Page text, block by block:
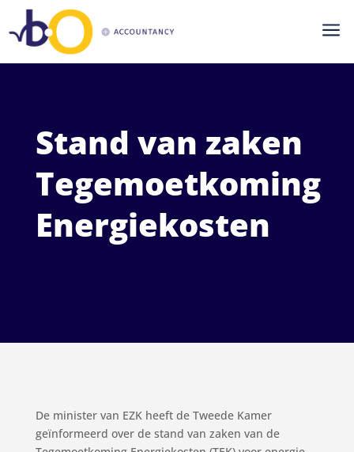
a
Stand van zaken
Tegemoetkoming
Energiekosten
De minister van EZK heeft de Tweede Kamer
geïnformeerd over de stand van zaken van de